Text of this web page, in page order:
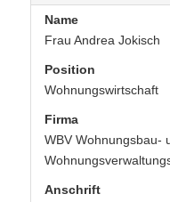
Name
Frau Andrea Jokisch
Position
Wohnungswirtschaft
Firma
WBV Wohnungsbau-
Anschrift